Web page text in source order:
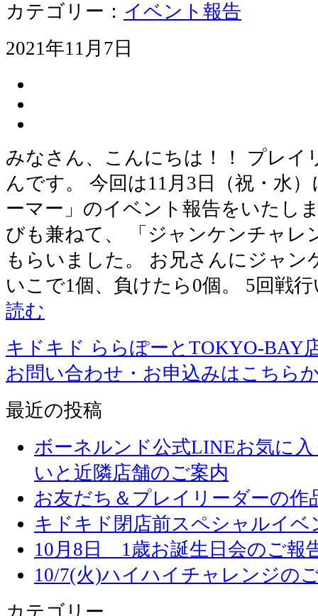
カテゴリー： イベント報告
2021年11月7日
みなさん、こんにちは！！ プレイ
んです。 今回は11月3日（祝・水
ーマー」のイベント報告をいたし
びも兼ねて、 「ジャンケンチャレ
もらいました。 お兄さんにジャン
いこで1個、負けたら0個。 5回戦
読む
キドキド ららぽーとTOKYO-BAY
お問い合わせ・お申込みはこちら
最近の投稿
ボーネルンド公式LINEお気に
いと近隣店舗のご案内
お友だち＆プレイリーダーの作
キドキド閉店前スペシャルイベ
10月8日 1歳お誕生日会のご報
10/7(火)ハイハイチャレンジの